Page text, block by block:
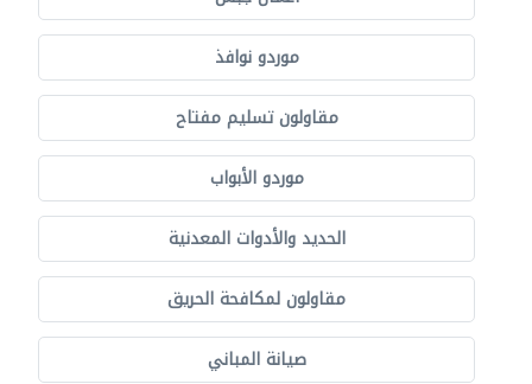
موردو نوافذ
مقاولون تسليم مفتاح
موردو الأبواب
الحديد والأدوات المعدنية
مقاولون لمكافحة الحريق
صيانة المباني